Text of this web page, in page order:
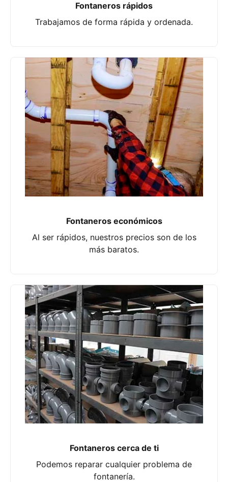
Fontaneros rápidos
Trabajamos de forma rápida y ordenada.
Fontaneros económicos
Al ser rápidos, nuestros precios son de los
más baratos.
Fontaneros cerca de ti
Podemos reparar cualquier problema de
fontanería.